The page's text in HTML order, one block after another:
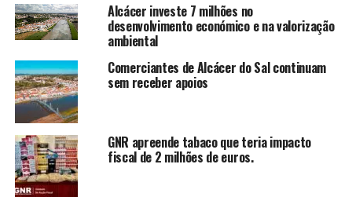
Alcácer investe 7 milhões no
desenvolvimento económico e na valorização
ambiental
Comerciantes de Alcácer do Sal continuam
sem receber apoios
GNR apreende tabaco que teria impacto
fiscal de 2 milhões de euros.